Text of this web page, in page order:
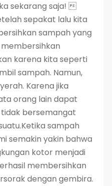
sekarang saja!
sepakat lalu kita
sampah yang
karena kita seperti
sampah. Namun,
Karena jika
orang lain dapat
bersemangat
sampah
semakin yakin bahwa
kotor menjadi
membersihkan
dengan gembira.